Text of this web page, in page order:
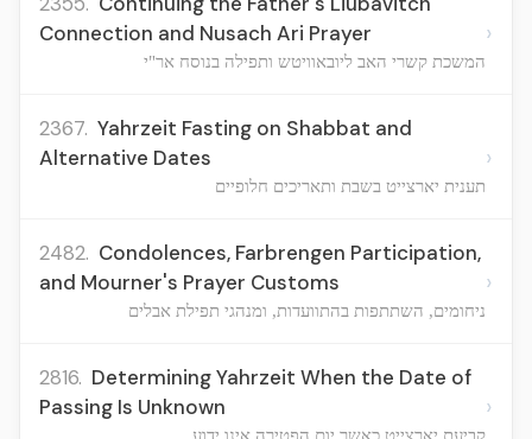
Connection and Nusach Ari Prayer
המשכת קשרי האב ליובאוויטש ותפילה בנוסח אר"י
›
2367. Yahrzeit Fasting on Shabbat and
Alternative Dates
תענית יארצייט בשבת ותאריכים חלופיים
›
2482. Condolences, Farbrengen Participation,
and Mourner's Prayer Customs
ניחומים, השתתפות בהתוועדות, ומנהגי תפילת אבלים
›
2816. Determining Yahrzeit When the Date of
Passing Is Unknown
קביעת יארצייט כאשר יום הפטירה אינו ידוע
›